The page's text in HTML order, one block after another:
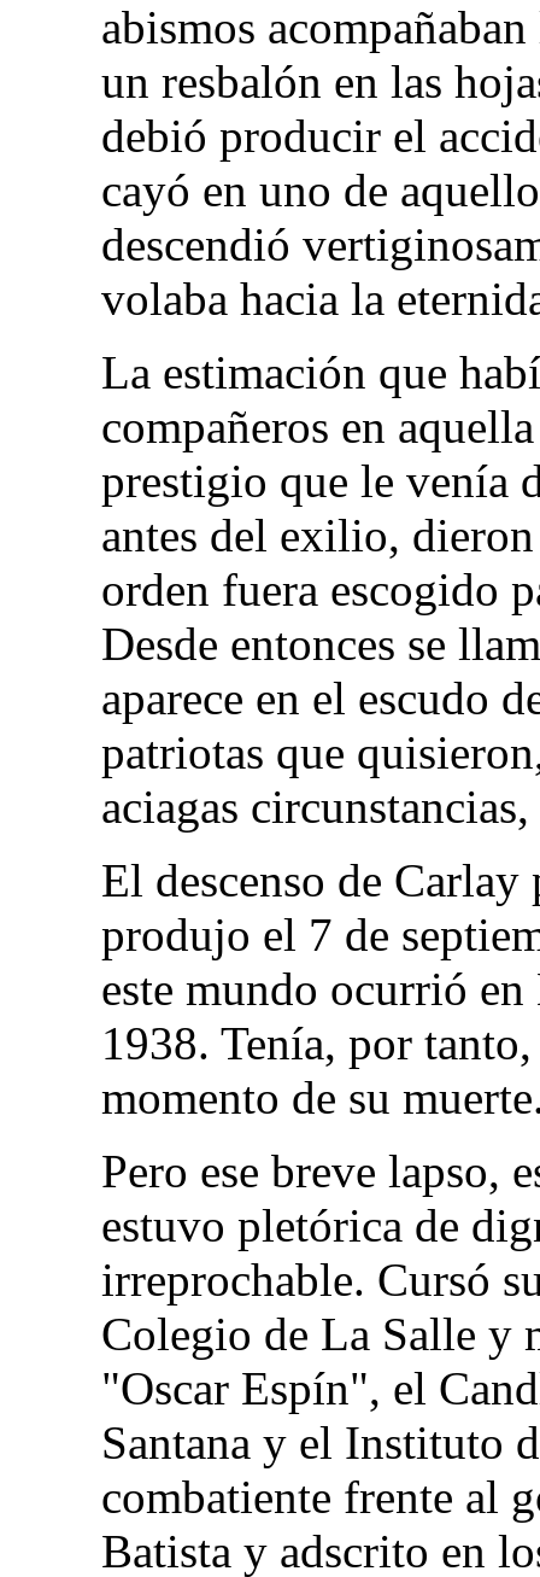
abismos
un resbalón en las
debió producir el
cayó en uno de
descendió
volaba hacia la
La estimación que
compañeros en
prestigio que le venía
antes del exilio,
orden fuera escogido
Desde entonces se
aparece en el escudo
patriotas que
aciagas
El descenso de
produjo el 7 de
este mundo ocurrió
1938. Tenía, por
momento de su
Pero ese breve lapso,
estuvo pletórica de
irreprochable. Cursó
Colegio de La Salle y
"Oscar Espín", el
Santana y el Instituto
combatiente frente al
Batista y adscrito en